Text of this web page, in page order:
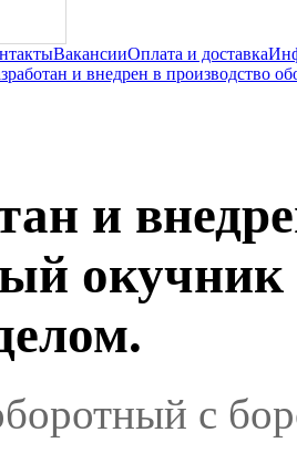
ВакансииОплата и доставка
и внедрен в производство
и
с